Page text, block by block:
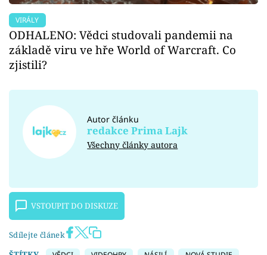
VIRÁLY
ODHALENO: Vědci studovali pandemii na
základě viru ve hře World of Warcraft. Co
zjistili?
Autor článku
redakce Prima Lajk
Všechny články autora
VSTOUPIT DO DISKUZE
Sdílejte článek